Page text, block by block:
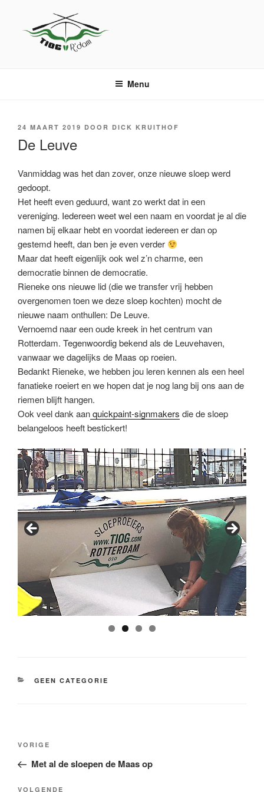
inhoud
Menu
GEPLAATST
24 MAART 2019 DOOR DICK KRUITHOF
De Leuve
Vanmiddag was het dan zover, onze nieuwe sloep werd
gedoopt.
Het heeft even geduurd, want zo werkt dat in een
vereniging. Iedereen weet wel een naam en voordat je al die
namen bij elkaar hebt en voordat iedereen er dan op
gestemd heeft, dan ben je even verder
Maar dat heeft eigenlijk ook wel z’n charme, een
democratie binnen de democratie.
Rieneke ons nieuwe lid (die we transfer vrij hebben
overgenomen toen we deze sloep kochten) mocht de
nieuwe naam onthullen: De Leuve.
Vernoemd naar een oude kreek in het centrum van
Rotterdam. Tegenwoordig bekend als de Leuvehaven,
vanwaar we dagelijks de Maas op roeien.
Bedankt Rieneke, we hebben jou leren kennen als een heel
fanatieke roeiert en we hopen dat je nog lang bij ons aan de
riemen blijft hangen.
Ook veel dank aanquickpaint-signmakers die de sloep
belangeloos heeft bestickert!
CATEGORIEËN
GEEN CATEGORIE
Bericht
Vorig
bericht
VORIGE
Met al de sloepen de Maas op
VOLGENDE